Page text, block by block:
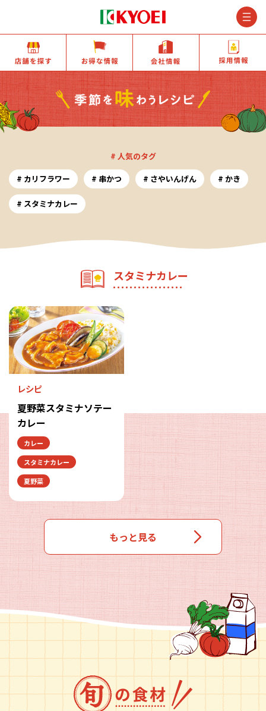
店舗を探す お得な情報 会社情報
# 人気のタグ
カリフラワー
串かつ さやいんげん かき
スタミナカレー
スタミナカレー
レシピ
夏野菜スタミナソテー
カレー
カレー
スタミナカレー
夏野菜
もっと見る